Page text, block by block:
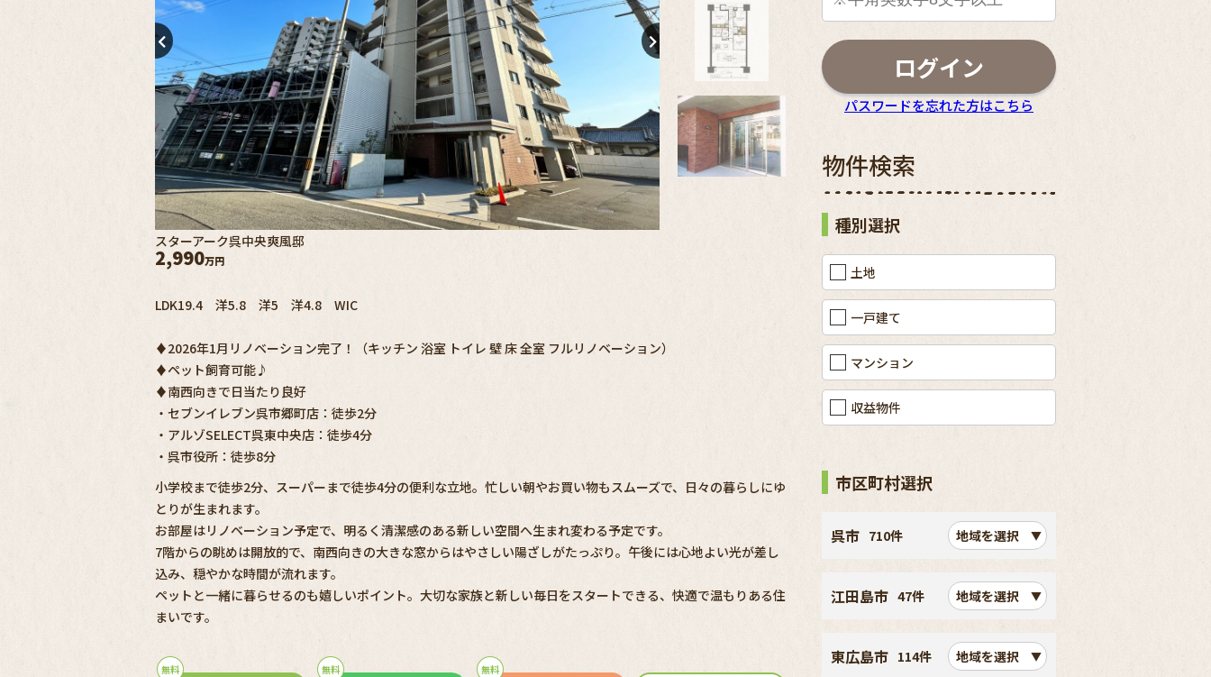
スターアーク呉中央爽風邸
2,990万円
LDK19.4 洋5.8 洋5 洋4.8 WIC
♦2026年1月リノベーション完了！（キッチン 浴室 トイレ 壁 床 全室 フルリノベーション）
♦ペット飼育可能♪
♦南西向きで日当たり良好
・セブンイレブン呉市郷町店：徒歩2分
・アルゾSELECT呉東中央店：徒歩4分
・呉市役所：徒歩8分
小学校まで徒歩2分、スーパーまで徒歩4分の便利な立地。忙しい朝やお買い物もスムーズで、日々の暮らしにゆ
とりが生まれます。
お部屋はリノベーション予定で、明るく清潔感のある新しい空間へ生まれ変わる予定です。
7階からの眺めは開放的で、南西向きの大きな窓からはやさしい陽ざしがたっぷり。午後には心地よい光が差し
込み、穏やかな時間が流れます。
ペットと一緒に暮らせるのも嬉しいポイント。大切な家族と新しい毎日をスタートできる、快適で温もりある住
まいです。
無料 無料 無料
ログイン
パスワードを忘れた方はこちら
物件検索
種別選択
土地
一戸建て
マンション
収益物件
市区町村選択
呉市 710件 地域を選択
江田島市 47件 地域を選択
東広島市 114件 地域を選択